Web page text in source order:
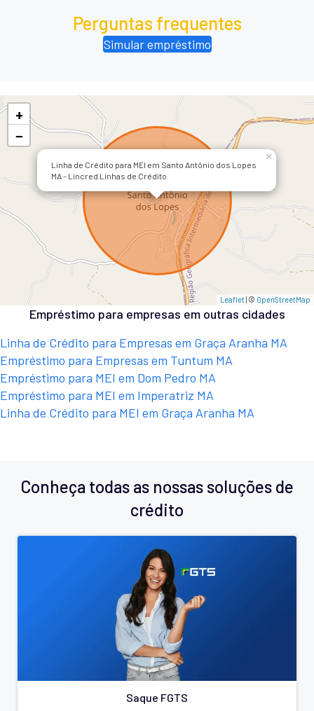
Perguntas frequentes
Simular empréstimo
Linha de Crédito para MEI em Santo Antônio dos Lopes
MA - Lincred Linhas de Crédito
×
+
−
Leaflet| © OpenStreetMap
Empréstimo para empresas em outras cidades
Linha de Crédito para Empresas em Graça Aranha MA
Empréstimo para Empresas em Tuntum MA
Empréstimo para MEI em Dom Pedro MA
Empréstimo para MEI em Imperatriz MA
Linha de Crédito para MEI em Graça Aranha MA
Conheça todas as nossas soluções de
crédito
Saque FGTS